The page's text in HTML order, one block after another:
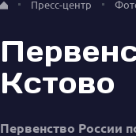
Пресс-центр
Кстово
Первенство России